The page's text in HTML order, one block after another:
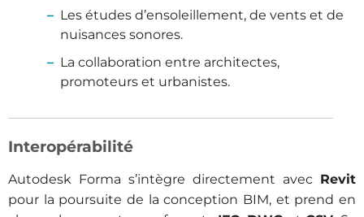
Les études d’ensoleillement, de vents et de
nuisances sonores.
La collaboration entre architectes,
promoteurs et urbanistes.
Interopérabilité
Autodesk Forma s’intègre directement avec Revit
pour la poursuite de la conception BIM, et prend en